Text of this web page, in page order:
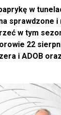
w
sprawdzone i
w tym
22
i ADOB